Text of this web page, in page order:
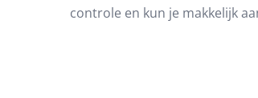
controle en kun je makkelijk